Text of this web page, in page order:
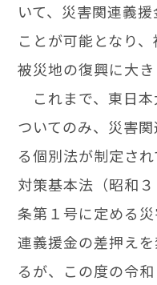
いて、災害関連義
ことが可能となり
被災地の復興に大き
これまで、東日
ついてのみ、災害
る個別法が制定さ
対策基本法（昭和
条第１号に定める
連義援金の差押え
るが、この度の令